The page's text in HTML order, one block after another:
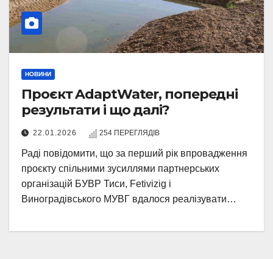
НОВИНИ
Проєкт AdaptWater, попередні
результати і що далі?
22.01.2026 254 ПЕРЕГЛЯДІВ
Раді повідомити, що за перший рік впровадження
проєкту спільними зусиллями партнерських
організацій БУВР Тиси, Fetivizig і
Виноградівського МУВГ вдалося реалізувати…